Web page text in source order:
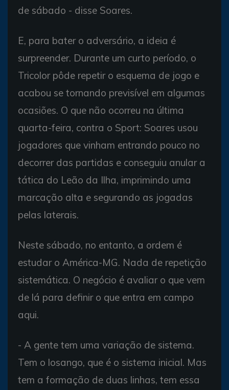
de sábado - disse Soares.
E, para bater o adversário, a ideia é
surpreender. Durante um curto período, o
Tricolor pôde repetir o esquema de jogo e
acabou se tornando previsível em algumas
ocasiões. O que não ocorreu na última
quarta-feira, contra o Sport: Soares usou
jogadores que vinham entrando pouco no
decorrer das partidas e conseguiu anular a
tática do Leão da Ilha, imprimindo uma
marcação alta e segurando as jogadas
pelas laterais.
Neste sábado, no entanto, a ordem é
estudar o América-MG. Nada de repetição
sistemática. O negócio é avaliar o que vem
de lá para definir o que entra em campo
aqui.
- A gente tem uma variação de sistema.
Tem o losango, que é o sistema inicial. Mas
tem a formação de duas linhas, tem essa